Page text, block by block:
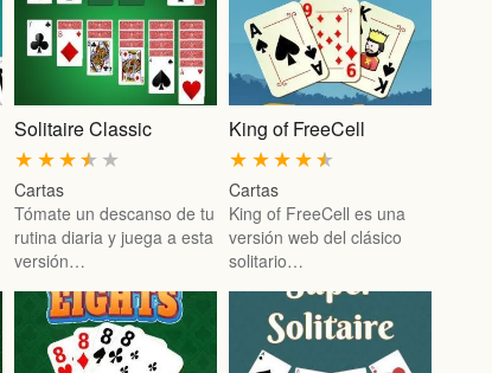
Solitaire Classic
★
★
★
★
★
Cartas
Tómate un descanso de tu
rutina diaria y juega a esta
versión…
King of FreeCell
★
★
★
★
★
Cartas
King of FreeCell es una
versión web del clásico
solitario…